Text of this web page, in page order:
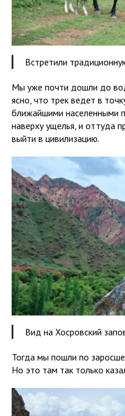
Встретили
Мы уже почти дошли до
ясно, что трек ведет в
ближайшими населенными
наверху ущелья, и оттуда
выйти в цивилизацию.
Вид на Хосровский
Тогда мы пошли по
Но это там так только